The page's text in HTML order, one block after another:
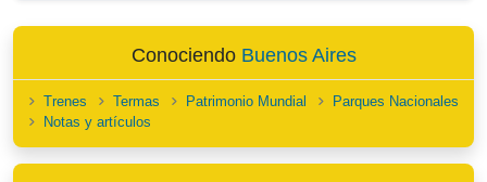
Conociendo Buenos Aires
Trenes Termas Patrimonio Mundial
Parques Nacionales
Notas y artículos